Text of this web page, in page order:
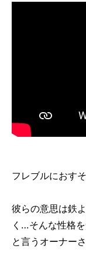
フレブルにおす
彼らの意思は鉄
く…そんな性格
と言うオーナー